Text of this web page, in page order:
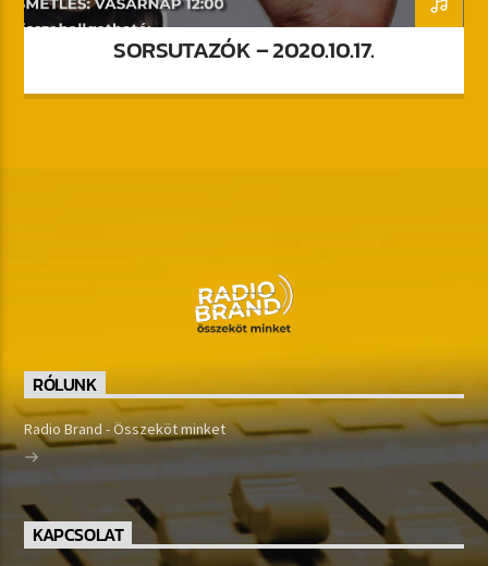
SORSUTAZÓK – 2020.10.17.
RÓLUNK
Radio Brand - Összeköt minket
KAPCSOLAT